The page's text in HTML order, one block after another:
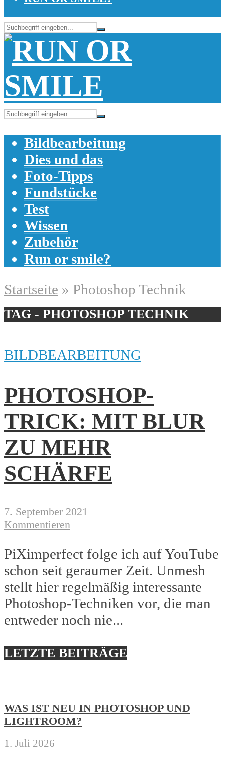
Bildbearbeitung
Dies und das
Foto-Tipps
Fundstücke
Test
Wissen
Zubehör
Run or smile?
Startseite » Photoshop Technik
TAG - PHOTOSHOP TECHNIK
BILDBEARBEITUNG
PHOTOSHOP-
TRICK: MIT BLUR
ZU MEHR
SCHÄRFE
7. September 2021
Kommentieren
PiXimperfect folge ich auf YouTube
schon seit geraumer Zeit. Unmesh
stellt hier regelmäßig interessante
Photoshop-Techniken vor, die man
entweder noch nie...
LETZTE BEITRÄGE
WAS IST NEU IN PHOTOSHOP UND
LIGHTROOM?
1. Juli 2026